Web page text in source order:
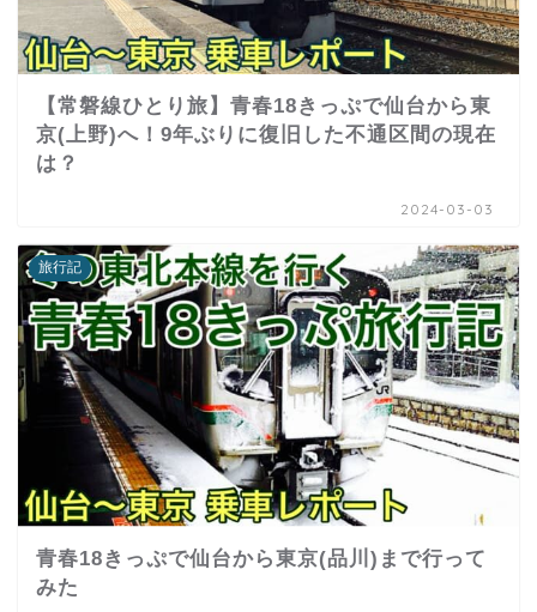
【常磐線ひとり旅】青春18きっぷで仙台から東
京(上野)へ！9年ぶりに復旧した不通区間の現在
は？
2024-03-03
旅行記
青春18きっぷで仙台から東京(品川)まで行って
みた